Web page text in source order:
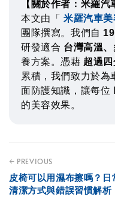
【關於作者：米羅汽
本文由「 米羅汽車
團隊撰寫。我們自
研發適合 台灣高溫
養方案。憑藉 超過
累積，我們致力於為
面防護知識，讓每位
的美容效果。
← PREVIOUS
皮椅可以用濕布擦嗎？日
清潔方式與錯誤習慣解析